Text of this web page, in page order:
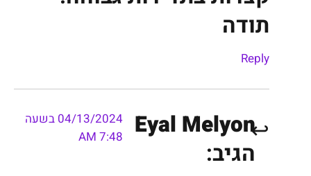
תודה
Reply
Eyal Melyon
הגיב:
04/13/2024 בשעה
7:48 AM